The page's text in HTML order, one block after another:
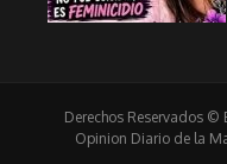
Derechos Reservados ©
Opinion Diario de la